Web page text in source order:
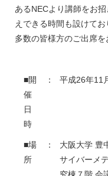
あるNECより講師をお
えできる時間も設けてお
多数の皆様方のご出席を
■開
催
日
時
： 平成26年11
■場
所
：
大阪大学 豊
サイバーメ